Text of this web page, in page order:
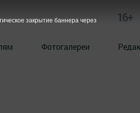
16+
Фотогалереи
закрытие баннера через